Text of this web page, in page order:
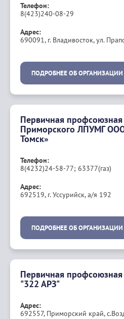
Телефон:
8(423)240-08-29
Адрес:
690091, г. Владивосток, ул.
ПОДРОБНЕЕ ОБ ОРГАНИЗАЦИИ
Первичная профсоюзная
Приморского ЛПУМГ ООО
Томск»
Телефон:
8(4232)24-58-77; 63377(газ)
Адрес:
692519, г. Уссурийск, а/я 192
ПОДРОБНЕЕ ОБ ОРГАНИЗАЦИИ
Первичная
"322 АРЗ"
Адрес:
692557, Приморский край,